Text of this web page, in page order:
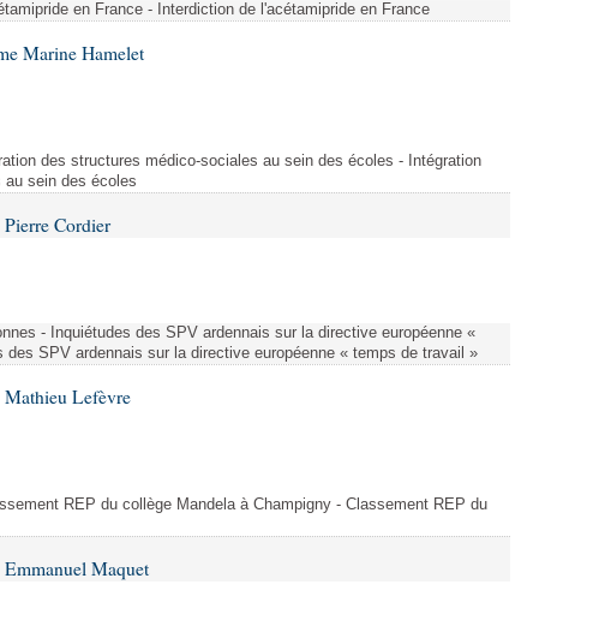
en France - Interdiction de l'acétamipride en France
Marine Hamelet
des structures médico-sociales au sein des écoles - Intégration
sein des écoles
Cordier
- Inquiétudes des SPV ardennais sur la directive européenne «
SPV ardennais sur la directive européenne « temps de travail »
Mathieu Lefèvre
REP du collège Mandela à Champigny - Classement REP du
Maquet